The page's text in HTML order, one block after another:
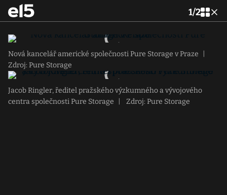
1/2
Nová kancelář americké společnosti Pure Storage v Praze
Zdroj: Pure Storage
Jacob Ringler, ředitel pražského výzkumného a vývojového
centra společnosti Pure Storage
Zdroj: Pure Storage